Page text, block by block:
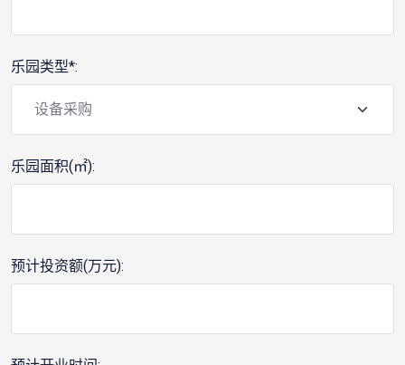
乐园类型*:
乐园面积(㎡):
预计投资额(万元):